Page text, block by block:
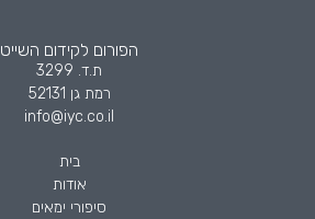
הפורום לקידום השייט
ת.ד. 3299
רמת גן 52131
info@iyc.co.il
בית
אודות
סיפורי ימאים